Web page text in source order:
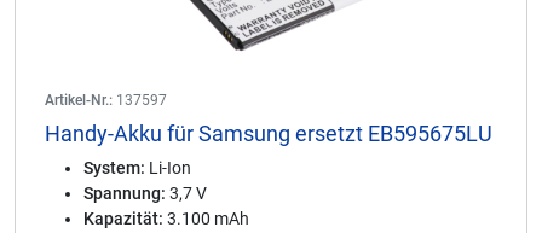
Artikel-Nr.: 137597
Handy-Akku für Samsung ersetzt EB595675LU
System: Li-Ion
Spannung: 3,7 V
Kapazität: 3.100 mAh